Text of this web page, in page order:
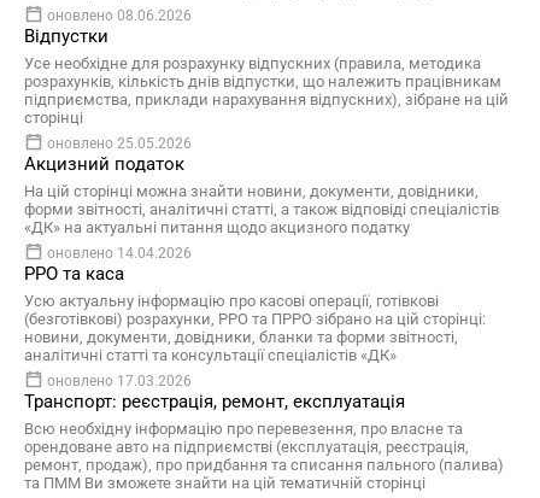
оновлено 08.06.2026
Відпустки
Усе необхідне для розрахунку відпускних (правила, методика
розрахунків, кількість днів відпустки, що належить працівникам
підприємства, приклади нарахування відпускних), зібране на цій
сторінці
оновлено 25.05.2026
Акцизний податок
На цій сторінці можна знайти новини, документи, довідники,
форми звітності, аналітичні статті, а також відповіді спеціалістів
«ДК» на актуальні питання щодо акцизного податку
оновлено 14.04.2026
РРО та каса
Усю актуальну інформацію про касові операції, готівкові
(безготівкові) розрахунки, РРО та ПРРО зібрано на цій сторінці:
новини, документи, довідники, бланки та форми звітності,
аналітичні статті та консультації спеціалістів «ДК»
оновлено 17.03.2026
Транспорт: реєстрація, ремонт, експлуатація
Всю необхідну інформацію про перевезення, про власне та
орендоване авто на підприємстві (експлуатація, реєстрація,
ремонт, продаж), про придбання та списання пального (палива)
та ПММ Ви зможете знайти на цій тематичній сторінці